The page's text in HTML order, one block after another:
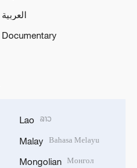
العربية
Documentary
Lao ລາວ
Malay Bahasa Melayu
Mongolian Монгол